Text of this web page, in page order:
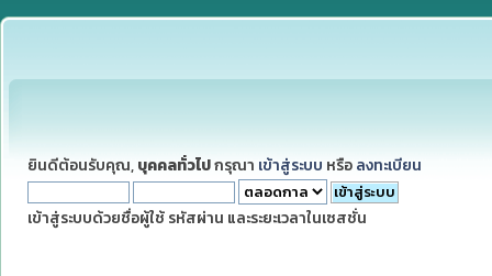
ยินดีต้อนรับคุณ, บุคคลทั่วไปกรุณา เข้าสู่ระบบ หรือ ลงทะเบียน
เข้าสู่ระบบด้วยชื่อผู้ใช้ รหัสผ่าน และระยะเวลาในเซสชั่น